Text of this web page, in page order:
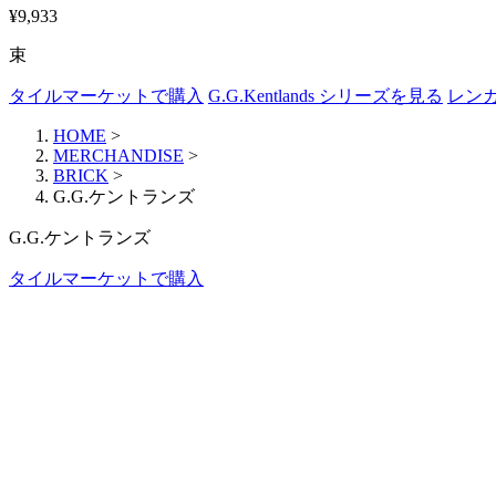
¥9,933
束
タイルマーケットで購入 G.G.Kentlands シリーズを見る レン
HOME >
MERCHANDISE >
BRICK >
G.G.ケントランズ
G.G.ケントランズ
タイルマーケットで購入